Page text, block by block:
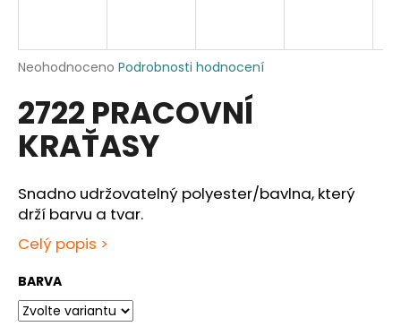
Průměrné
produktu
je
0,0
hvězdiček.
Neohodnoceno Podrobnosti hodnocení
2722 PRACOVNÍ
KRAŤASY
Snadno udržovatelný polyester/bavlna, který
drží barvu a tvar.
Celý popis >
BARVA
j
í
?
HLEDAT
D
o
p